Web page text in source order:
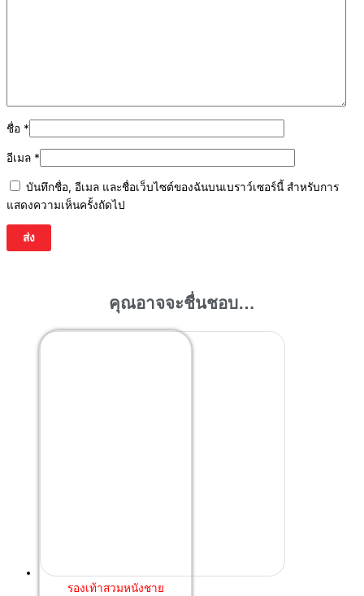
ชื่อ *
อีเมล *
บันทึกชื่อ, อีเมล และชื่อเว็บไซต์ของฉันบนเบราว์เซอร์นี้ สำหรับการ
แสดงความเห็นครั้งถัดไป
คุณอาจจะชื่นชอบ…
รองเท้าสวมหนังชาย